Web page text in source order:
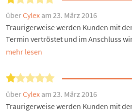
überCylex am 23. März 2016
Traurigerweise werden Kunden mit
Termin vertröstet und im Anschluss
mehr lesen
überCylex am 23. März 2016
Traurigerweise werden Kunden mit